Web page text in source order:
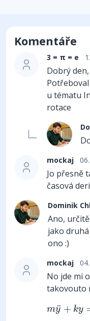
Komentáře
3 = π = e
Dobrý
u tématu
rotace
mockaj
Jo přesně
časová
Dominik
Ano,
jako
ono :)
mockaj
No jde mi
takovouto
m¨
y + ky
my + ky